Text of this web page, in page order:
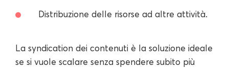
Distribuzione delle risorse ad altre attività.
La syndication dei contenuti è la soluzione ideale
se si vuole scalare senza spendere subito più